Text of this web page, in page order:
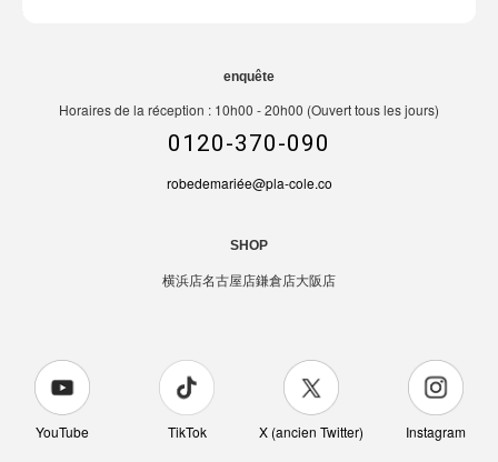
enquête
Horaires de la réception : 10h00 - 20h00 (Ouvert tous les jours)
0120-370-090
robedemariée@pla-cole.co
SHOP
横浜店名古屋店鎌倉店大阪店
YouTube TikTok X (ancien Twitter) Instagram